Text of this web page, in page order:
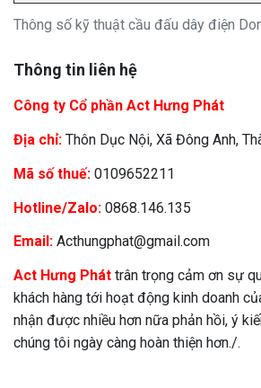
Thông số kỹ thuật cầu đấu dây điện
Thông tin liên hệ
Công ty Cổ phần Act Hưng Phát
Địa chỉ: Thôn Dục Nội, Xã Đông Anh,
Mã số thuế: 0109652211
Hotline/Zalo: 0868.146.135
Email: Acthungphat@gmail.com
Act Hưng Phát trân trọng cảm ơn sự
khách hàng tới hoạt động kinh doanh
nhận được nhiều hơn nữa phản hồi, ý
chúng tôi ngày càng hoàn thiện hơn./.